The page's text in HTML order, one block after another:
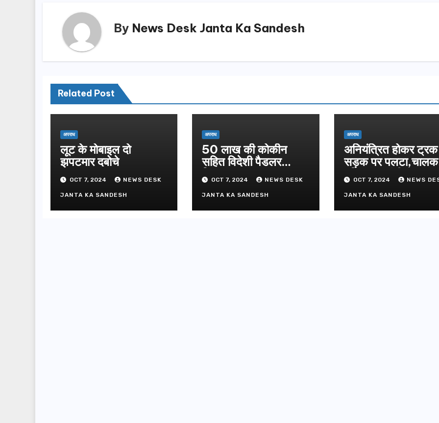
k
By News Desk Janta Ka Sandesh
Related Post
अपराध
लूट के मोबाइल दो
झपटमार दबोचे
OCT 7, 2024 NEWS DESK
JANTA KA SANDESH
अपराध
50 लाख की कोकीन
सहित विदेशी पैडलर
गिफ्तार
OCT 7, 2024 NEWS DESK
JANTA KA SANDESH
अपराध
अनियंत्रित होकर ट्रक
सड़क पर
परिचालक गंभीर
OCT 7, 2024 NEWS
JANTA KA SANDESH